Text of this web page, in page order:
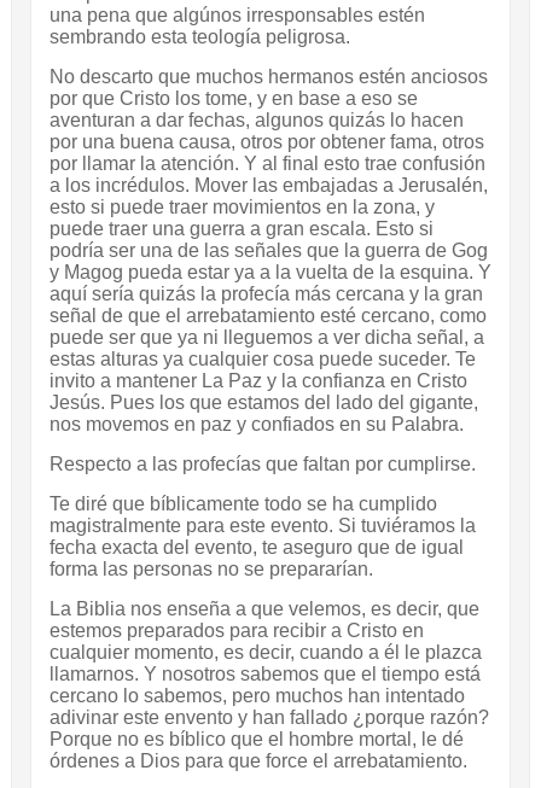
una pena que algúnos irresponsables estén
sembrando esta teología peligrosa.
No descarto que muchos hermanos estén anciosos
por que Cristo los tome, y en base a eso se
aventuran a dar fechas, algunos quizás lo hacen
por una buena causa, otros por obtener fama, otros
por llamar la atención. Y al final esto trae confusión
a los incrédulos. Mover las embajadas a Jerusalén,
esto si puede traer movimientos en la zona, y
puede traer una guerra a gran escala. Esto si
podría ser una de las señales que la guerra de Gog
y Magog pueda estar ya a la vuelta de la esquina. Y
aquí sería quizás la profecía más cercana y la gran
señal de que el arrebatamiento esté cercano, como
puede ser que ya ni lleguemos a ver dicha señal, a
estas alturas ya cualquier cosa puede suceder. Te
invito a mantener La Paz y la confianza en Cristo
Jesús. Pues los que estamos del lado del gigante,
nos movemos en paz y confiados en su Palabra.
Respecto a las profecías que faltan por cumplirse.
Te diré que bíblicamente todo se ha cumplido
magistralmente para este evento. Si tuviéramos la
fecha exacta del evento, te aseguro que de igual
forma las personas no se prepararían.
La Biblia nos enseña a que velemos, es decir, que
estemos preparados para recibir a Cristo en
cualquier momento, es decir, cuando a él le plazca
llamarnos. Y nosotros sabemos que el tiempo está
cercano lo sabemos, pero muchos han intentado
adivinar este envento y han fallado ¿porque razón?
Porque no es bíblico que el hombre mortal, le dé
órdenes a Dios para que force el arrebatamiento.